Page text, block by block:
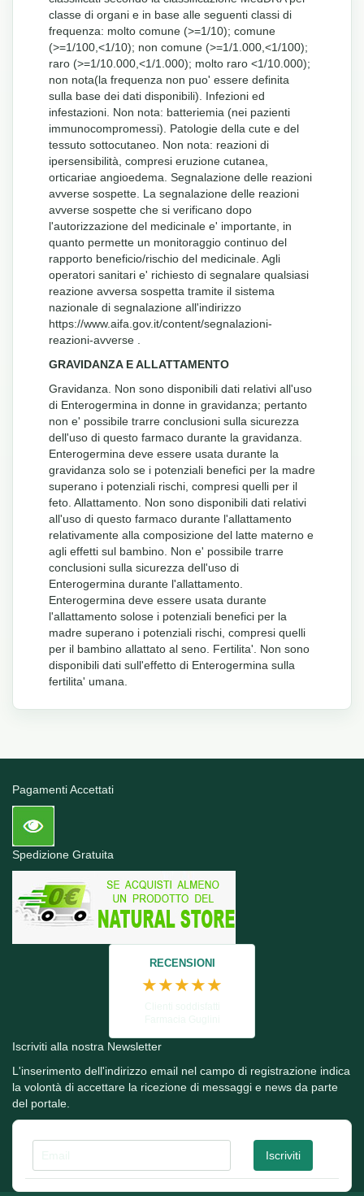
classe di organi e in base alle seguenti classi di
frequenza: molto comune (>=1/10); comune
(>=1/100,<1/10); non comune (>=1/1.000,<1/100);
raro (>=1/10.000,<1/1.000); molto raro <1/10.000);
non nota(la frequenza non puo' essere definita
sulla base dei dati disponibili). Infezioni ed
infestazioni. Non nota: batteriemia (nei pazienti
immunocompromessi). Patologie della cute e del
tessuto sottocutaneo. Non nota: reazioni di
ipersensibilità, compresi eruzione cutanea,
orticariae angioedema. Segnalazione delle reazioni
avverse sospette. La segnalazione delle reazioni
avverse sospette che si verificano dopo
l'autorizzazione del medicinale e' importante, in
quanto permette un monitoraggio continuo del
rapporto beneficio/rischio del medicinale. Agli
operatori sanitari e' richiesto di segnalare qualsiasi
reazione avversa sospetta tramite il sistema
nazionale di segnalazione all'indirizzo
https://www.aifa.gov.it/content/segnalazioni-
reazioni-avverse .
GRAVIDANZA E ALLATTAMENTO
Gravidanza. Non sono disponibili dati relativi all'uso
di Enterogermina in donne in gravidanza; pertanto
non e' possibile trarre conclusioni sulla sicurezza
dell'uso di questo farmaco durante la gravidanza.
Enterogermina deve essere usata durante la
gravidanza solo se i potenziali benefici per la madre
superano i potenziali rischi, compresi quelli per il
feto. Allattamento. Non sono disponibili dati relativi
all'uso di questo farmaco durante l'allattamento
relativamente alla composizione del latte materno e
agli effetti sul bambino. Non e' possibile trarre
conclusioni sulla sicurezza dell'uso di
Enterogermina durante l'allattamento.
Enterogermina deve essere usata durante
l'allattamento solose i potenziali benefici per la
madre superano i potenziali rischi, compresi quelli
per il bambino allattato al seno. Fertilita'. Non sono
disponibili dati sull'effetto di Enterogermina sulla
fertilita' umana.
Pagamenti Accettati
Spedizione Gratuita
RECENSIONI
★★★★★
Iscriviti alla nostra Newsletter
L'inserimento dell'indirizzo email nel campo di registrazione indica
la volontà di accettare la ricezione di messaggi e news da parte
del portale.